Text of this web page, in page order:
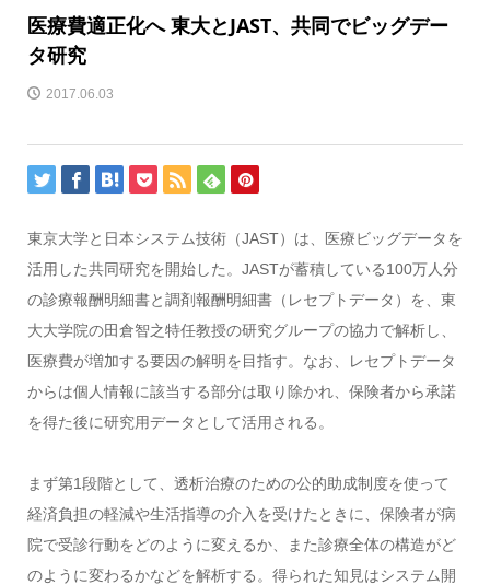
医療費適正化へ 東大とJAST、共同でビッグデー
タ研究
2017.06.03
東京大学と日本システム技術（JAST）は、医療ビッグデータを
活用した共同研究を開始した。JASTが蓄積している100万人分
の診療報酬明細書と調剤報酬明細書（レセプトデータ）を、東
大大学院の田倉智之特任教授の研究グループの協力で解析し、
医療費が増加する要因の解明を目指す。なお、レセプトデータ
からは個人情報に該当する部分は取り除かれ、保険者から承諾
を得た後に研究用データとして活用される。
まず第1段階として、透析治療のための公的助成制度を使って
経済負担の軽減や生活指導の介入を受けたときに、保険者が病
院で受診行動をどのように変えるか、また診療全体の構造がど
のように変わるかなどを解析する。得られた知見はシステム開